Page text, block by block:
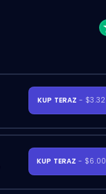
KUP TERAZ - $3.32
KUP TERAZ - $6.00